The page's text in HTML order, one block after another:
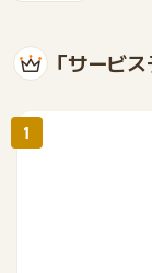
「サービ
1